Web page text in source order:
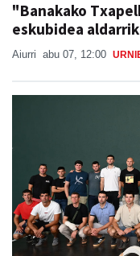
"Banakako
eskubidea
Aiurri abu 07, 12:00